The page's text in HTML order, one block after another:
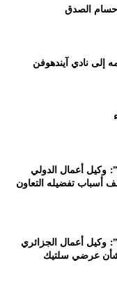
حسام الصدق
إلى نادي آيندهوفن
حصري لـ “maghreb – foot”: وكيل أعمال الدولي
أسباب تفضيله التعاون
حصري لـ “maghreb – foot”: وكيل أعمال الجزائري
عرضي سلتيك